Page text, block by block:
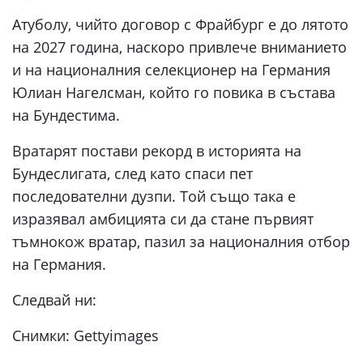
Атуболу, чийто договор с Фрайбург е до лятото
на 2027 година, наскоро привлече вниманието
и на националния селекционер на Германия
Юлиан Нагелсман, който го повика в състава
на Бундестима.
Вратарят постави рекорд в историята на
Бундеслигата, след като спаси пет
последователни дузпи. Той също така е
изразявал амбицията си да стане първият
тъмнокож вратар, пазил за националния отбор
на Германия.
Следвай ни:
Снимки: Gettyimages